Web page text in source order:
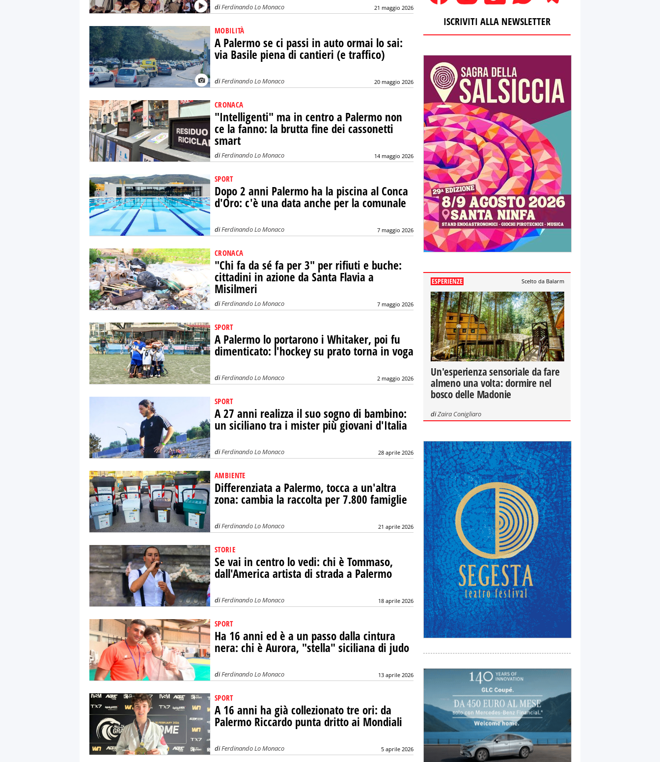
diFerdinando Lo Monaco 21 maggio 2026
MOBILITÀ
A Palermo se ci passi in auto ormai lo sai:
via Basile piena di cantieri (e traffico)
diFerdinando Lo Monaco 20 maggio 2026
CRONACA
"Intelligenti" ma in centro a Palermo non
ce la fanno: la brutta fine dei cassonetti
smart
diFerdinando Lo Monaco 14 maggio 2026
SPORT
Dopo 2 anni Palermo ha la piscina al Conca
d'Oro: c'è una data anche per la comunale
diFerdinando Lo Monaco 7 maggio 2026
CRONACA
"Chi fa da sé fa per 3" per rifiuti e buche:
cittadini in azione da Santa Flavia a
Misilmeri
diFerdinando Lo Monaco 7 maggio 2026
SPORT
A Palermo lo portarono i Whitaker, poi fu
dimenticato: l'hockey su prato torna in voga
diFerdinando Lo Monaco 2 maggio 2026
SPORT
A 27 anni realizza il suo sogno di bambino:
un siciliano tra i mister più giovani d'Italia
diFerdinando Lo Monaco 28 aprile 2026
AMBIENTE
Differenziata a Palermo, tocca a un'altra
zona: cambia la raccolta per 7.800 famiglie
diFerdinando Lo Monaco 21 aprile 2026
STORIE
Se vai in centro lo vedi: chi è Tommaso,
dall'America artista di strada a Palermo
diFerdinando Lo Monaco 18 aprile 2026
SPORT
Ha 16 anni ed è a un passo dalla cintura
nera: chi è Aurora, "stella" siciliana di judo
diFerdinando Lo Monaco 13 aprile 2026
SPORT
A 16 anni ha già collezionato tre ori: da
Palermo Riccardo punta dritto ai Mondiali
diFerdinando Lo Monaco 5 aprile 2026
ISCRIVITI ALLA NEWSLETTER
ESPERIENZE Scelto da Balarm
Un'esperienza sensoriale da fare
almeno una volta: dormire nel
bosco delle Madonie
diZaira Conigliaro